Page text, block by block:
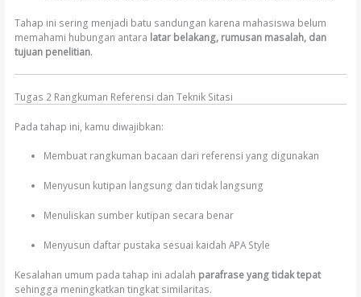
Tahap ini sering menjadi batu sandungan karena mahasiswa belum
memahami hubungan antara latar belakang, rumusan masalah, dan
tujuan penelitian.
Tugas 2 Rangkuman Referensi dan Teknik Sitasi
Pada tahap ini, kamu diwajibkan:
Membuat rangkuman bacaan dari referensi yang digunakan
Menyusun kutipan langsung dan tidak langsung
Menuliskan sumber kutipan secara benar
Menyusun daftar pustaka sesuai kaidah APA Style
Kesalahan umum pada tahap ini adalah parafrase yang tidak tepat
sehingga meningkatkan tingkat similaritas.